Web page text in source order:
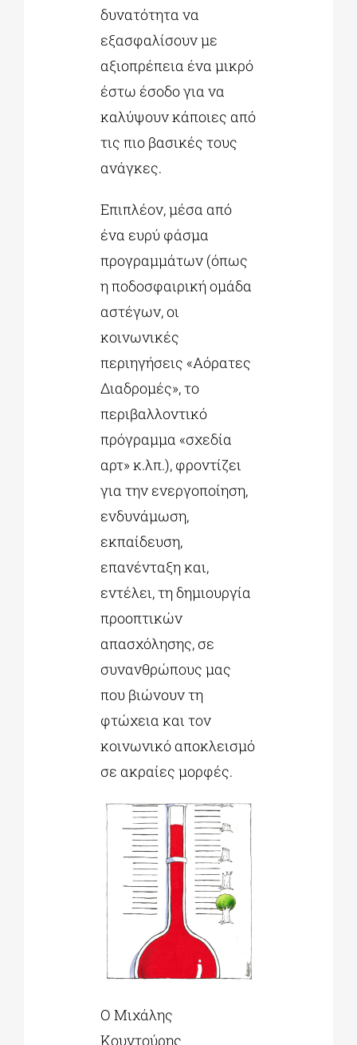
δυνατότητα να
εξασφαλίσουν με
αξιοπρέπεια ένα μικρό
έστω έσοδο για να
καλύψουν κάποιες από
τις πιο βασικές τους
ανάγκες.
Επιπλέον, μέσα από
ένα ευρύ φάσμα
προγραμμάτων (όπως
η ποδοσφαιρική ομάδα
αστέγων, οι
κοινωνικές
περιηγήσεις «Αόρατες
Διαδρομές», το
περιβαλλοντικό
πρόγραμμα «σχεδία
αρτ» κ.λπ.), φροντίζει
για την ενεργοποίηση,
ενδυνάμωση,
εκπαίδευση,
επανένταξη και,
εντέλει, τη δημιουργία
προοπτικών
απασχόλησης, σε
συνανθρώπους μας
που βιώνουν τη
φτώχεια και τον
κοινωνικό αποκλεισμό
σε ακραίες μορφές.
Ο Μιχάλης
Κουντούρης